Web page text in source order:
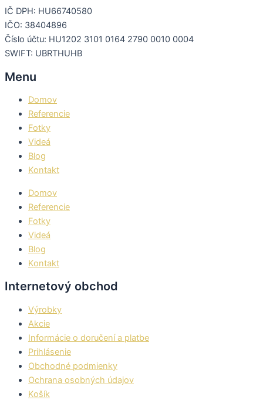
IČ DPH: HU66740580
IČO: 38404896
Číslo účtu: HU1202 3101 0164 2790 0010 0004
SWIFT: UBRTHUHB
Menu
Domov
Referencie
Fotky
Videá
Blog
Kontakt
Domov
Referencie
Fotky
Videá
Blog
Kontakt
Internetový obchod
Výrobky
Akcie
Informácie o doručení a platbe
Prihlásenie
Obchodné podmienky
Ochrana osobných údajov
Košík